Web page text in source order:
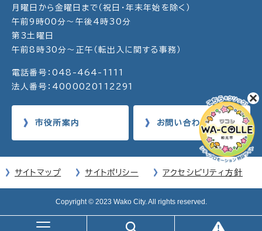
月曜日から金曜日まで（祝日・年末年始を除く）
午前9時00分～午後4時30分
第3土曜日
午前8時30分～正午（転出入に関する事務）
電話番号：048-464-1111
法人番号：4000020112291
市役所案内 お問い合わせ
サイトマップ サイトポリシー アクセシビリティ方針
Copyright © 2023 Wako City. All rights reserved.